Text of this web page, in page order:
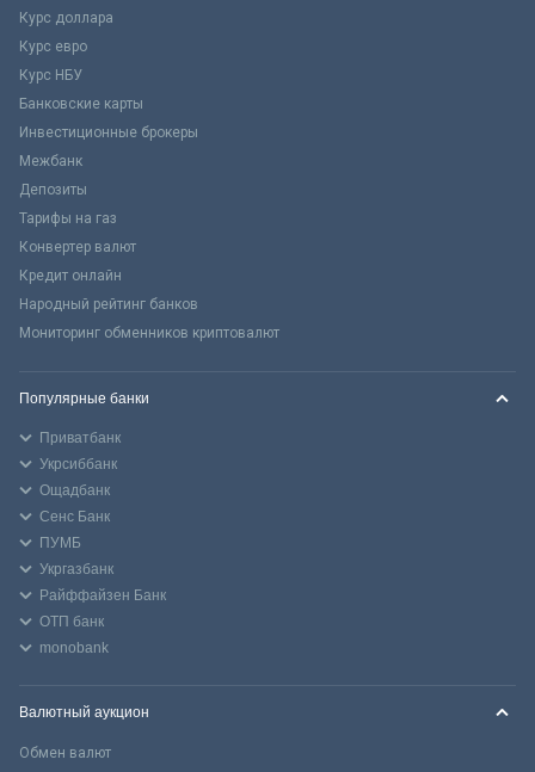
Курс доллара
Курс евро
Курс НБУ
Банковские карты
Инвестиционные брокеры
Межбанк
Депозиты
Тарифы на газ
Конвертер валют
Кредит онлайн
Народный рейтинг банков
Мониторинг обменников криптовалют
Популярные банки
Приватбанк
Укрсиббанк
Ощадбанк
Сенс Банк
ПУМБ
Укргазбанк
Райффайзен Банк
ОТП банк
monobank
Валютный аукцион
Обмен валют